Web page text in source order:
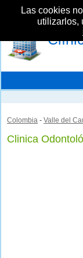
Colombia - Valle del
Clinica
Las cookies
utilizarlos,